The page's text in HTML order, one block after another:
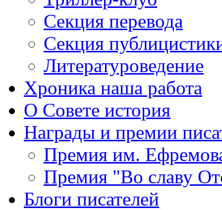
Секция перевода
Секция
Литературоведение
Хроника наша работа
О Совете история
Награды и премии
Премия им.
Премия "Во славу
Блоги писателей